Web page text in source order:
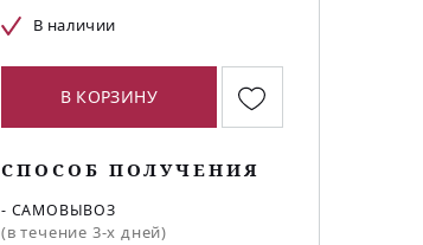
В наличии
В КОРЗИНУ
СПОСОБ ПОЛУЧЕНИЯ
- САМОВЫВОЗ
(в течение 3-х дней)